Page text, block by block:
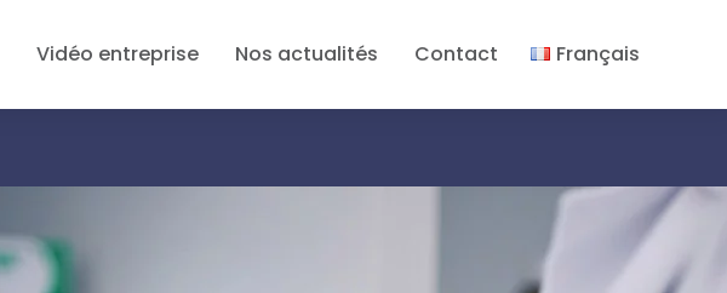
Vidéo entreprise Nos actualités Contact Français